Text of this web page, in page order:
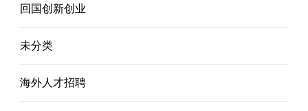
回国创新创业
未分类
海外人才招聘